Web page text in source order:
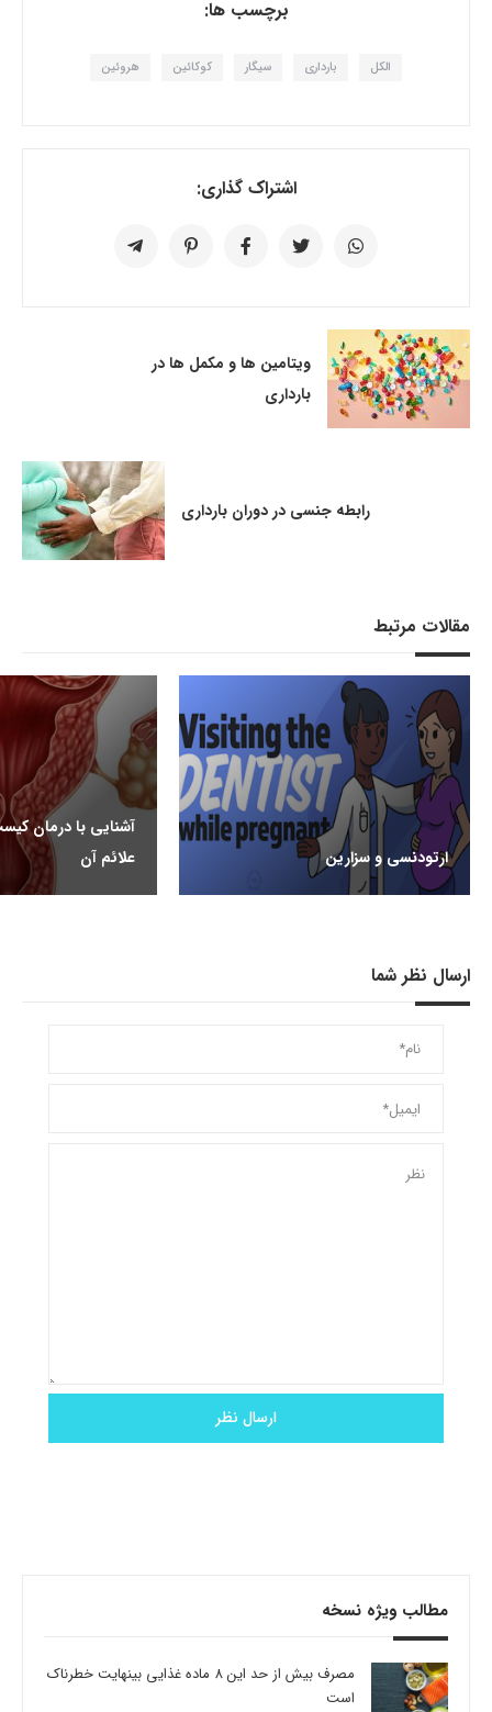
برچسب ها:
الکل بارداری سیگار کوکائین هروئین
اشتراک گذاری:
ویتامین ها و مکمل ها در
بارداری
رابطه جنسی در دوران بارداری
مقالات مرتبط
ارتودنسی و سزارین
آشنایی با درمان
علائم آن
ارسال نظر شما
مطالب ویژه نسخه
مصرف بیش از حد این 8 ماده غذایی بینهایت خطرناک
است